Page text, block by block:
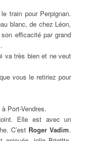
train pour Perpignan.
blanc, de chez Léon,
efficacité par grand
va très bien et ne veut
vous le retiriez pour
Port-Vendres.
Elle est avec un
C’est Roger Vadim.